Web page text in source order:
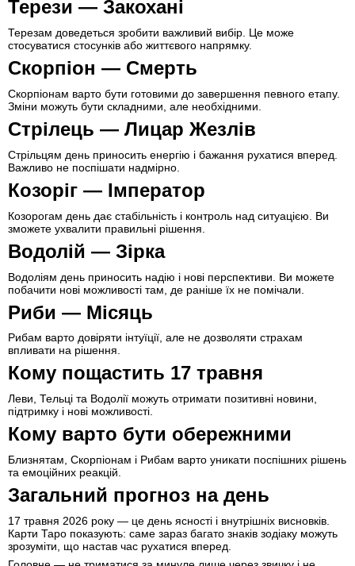
Терези — Закохані
Терезам доведеться зробити важливий вибір. Це може
стосуватися стосунків або життєвого напрямку.
Скорпіон — Смерть
Скорпіонам варто бути готовими до завершення певного етапу.
Зміни можуть бути складними, але необхідними.
Стрілець — Лицар Жезлів
Стрільцям день приносить енергію і бажання рухатися вперед.
Важливо не поспішати надмірно.
Козоріг — Імператор
Козорогам день дає стабільність і контроль над ситуацією. Ви
зможете ухвалити правильні рішення.
Водолій — Зірка
Водоліям день приносить надію і нові перспективи. Ви можете
побачити нові можливості там, де раніше їх не помічали.
Риби — Місяць
Рибам варто довіряти інтуїції, але не дозволяти страхам
впливати на рішення.
Кому пощастить 17 травня
Леви, Тельці та Водолії можуть отримати позитивні новини,
підтримку і нові можливості.
Кому варто бути обережними
Близнятам, Скорпіонам і Рибам варто уникати поспішних рішень
та емоційних реакцій.
Загальний прогноз на день
17 травня 2026 року — це день ясності і внутрішніх висновків.
Карти Таро показують: саме зараз багато знаків зодіаку можуть
зрозуміти, що настав час рухатися вперед.